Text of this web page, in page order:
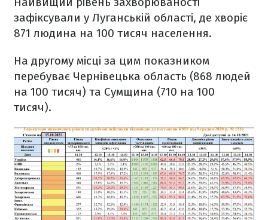
зафіксували у Луганській області, де хворіє
871 людина на 100 тисяч населення.
На другому місці за цим показником
перебуває Чернівецька область (868 людей
на 100 тисяч) та Сумщина (710 на 100
тисяч).